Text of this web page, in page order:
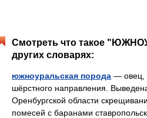
Смотреть что такое
других словарях:
южноуральская порода — овец,
шёрстного направления.
Оренбургской области
помесей с баранами